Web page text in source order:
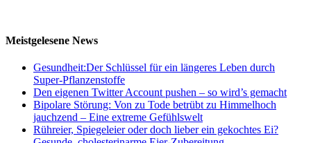
Meistgelesene News
Gesundheit:Der Schlüssel für ein längeres Leben durch
Super-Pflanzenstoffe
Den eigenen Twitter Account pushen – so wird’s gemacht
Bipolare Störung: Von zu Tode betrübt zu Himmelhoch
jauchzend – Eine extreme Gefühlswelt
Rühreier, Spiegeleier oder doch lieber ein gekochtes Ei?